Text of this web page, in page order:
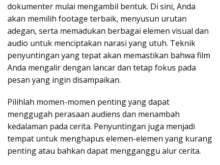
dokumenter mulai mengambil bentuk. Di sini, Anda
akan memilih footage terbaik, menyusun urutan
adegan, serta memadukan berbagai elemen visual dan
audio untuk menciptakan narasi yang utuh. Teknik
penyuntingan yang tepat akan memastikan bahwa film
Anda mengalir dengan lancar dan tetap fokus pada
pesan yang ingin disampaikan.
Pilihlah momen-momen penting yang dapat
menggugah perasaan audiens dan menambah
kedalaman pada cerita. Penyuntingan juga menjadi
tempat untuk menghapus elemen-elemen yang kurang
penting atau bahkan dapat mengganggu alur cerita.